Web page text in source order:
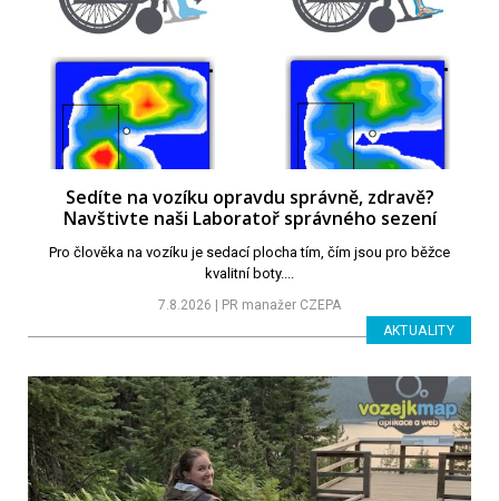
Sedíte na vozíku opravdu správně, zdravě?
Navštivte naši Laboratoř správného sezení
Pro člověka na vozíku je sedací plocha tím, čím jsou pro běžce
kvalitní boty....
7.8.2026 | PR manažer CZEPA
AKTUALITY